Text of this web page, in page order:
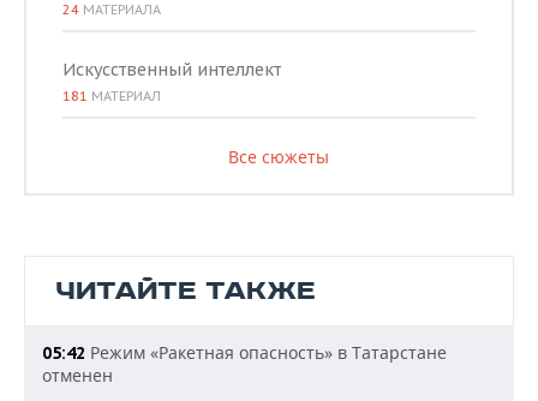
24 МАТЕРИАЛА
Искусственный интеллект
181 МАТЕРИАЛ
Все сюжеты
ЧИТАЙТЕ ТАКЖЕ
05:42 Режим «Ракетная опасность» в Татарстане
отменен